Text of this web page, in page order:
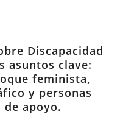
Discapacidad
asuntos clave:
feminista,
y personas
de apoyo.